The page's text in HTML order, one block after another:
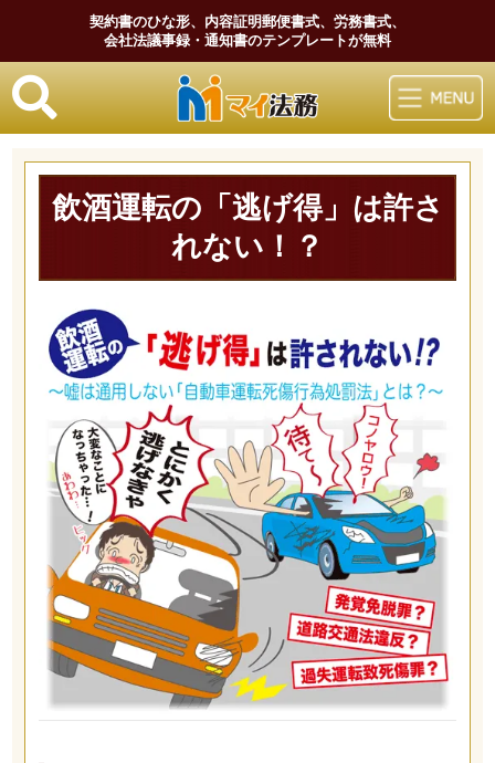
契約書のひな形、内容証明郵便書式、労務書式、
会社法議事録・通知書のテンプレートが無料
マイ法務
飲酒運転の「逃げ得」は許さ
れない！？